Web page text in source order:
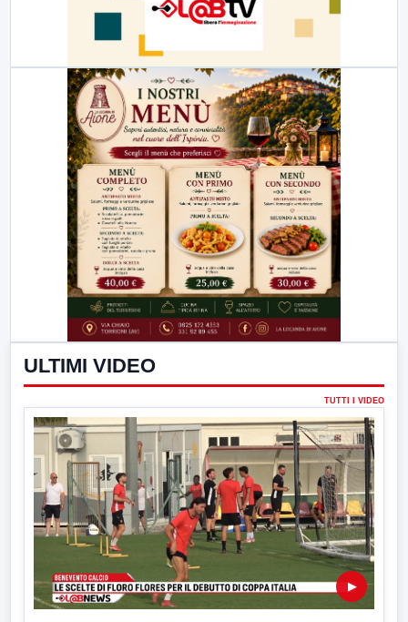
ULTIMI VIDEO
TUTTI I VIDEO
▶